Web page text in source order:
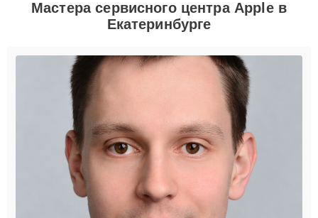
Мастера сервисного центра Apple в
Екатеринбурге